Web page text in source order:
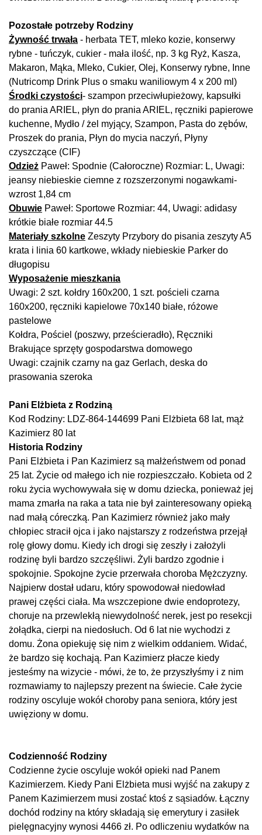
Pozostałe potrzeby Rodziny
Żywność trwała - herbata TET, mleko kozie, konserwy
rybne - tuńczyk, cukier - mała ilość, np. 3 kg Ryż, Kasza,
Makaron, Mąka, Mleko, Cukier, Olej, Konserwy rybne, Inne
(Nutricomp Drink Plus o smaku waniliowym 4 x 200 ml)
Środki czystości- szampon przeciwłupieżowy, kapsułki
do prania ARIEL, płyn do prania ARIEL, ręczniki papierowe
kuchenne, Mydło / żel myjący, Szampon, Pasta do zębów,
Proszek do prania, Płyn do mycia naczyń, Płyny
czyszczące (CIF)
Odzież Paweł: Spodnie (Całoroczne) Rozmiar: L, Uwagi:
jeansy niebieskie ciemne z rozszerzonymi nogawkami-
wzrost 1,84 cm
Obuwie Paweł: Sportowe Rozmiar: 44, Uwagi: adidasy
krótkie białe rozmiar 44.5
Materiały szkolne Zeszyty Przybory do pisania zeszyty A5
krata i linia 60 kartkowe, wkłady niebieskie Parker do
długopisu
Wyposażenie mieszkania
Uwagi: 2 szt. kołdry 160x200, 1 szt. pościeli czarna
160x200, ręczniki kapielowe 70x140 białe, różowe
pastelowe
Kołdra, Pościel (poszwy, prześcieradło), Ręczniki
Brakujące sprzęty gospodarstwa domowego
Uwagi: czajnik czarny na gaz Gerlach, deska do
prasowania szeroka
Pani Elżbieta z Rodziną
Kod Rodziny: LDZ-864-144699 Pani Elżbieta 68 lat, mąż
Kazimierz 80 lat
Historia Rodziny
Pani Elżbieta i Pan Kazimierz są małżeństwem od ponad
25 lat. Życie od małego ich nie rozpieszczało. Kobieta od 2
roku życia wychowywała się w domu dziecka, ponieważ jej
mama zmarła na raka a tata nie był zainteresowany opieką
nad małą córeczką. Pan Kazimierz również jako mały
chłopiec stracił ojca i jako najstarszy z rodzeństwa przejął
rolę głowy domu. Kiedy ich drogi się zeszły i założyli
rodzinę byli bardzo szczęśliwi. Żyli bardzo zgodnie i
spokojnie. Spokojne życie przerwała choroba Mężczyzny.
Najpierw dostał udaru, który spowodował niedowład
prawej części ciała. Ma wszczepione dwie endoprotezy,
choruje na przewlekłą niewydolność nerek, jest po resekcji
żołądka, cierpi na niedosłuch. Od 6 lat nie wychodzi z
domu. Żona opiekuję się nim z wielkim oddaniem. Widać,
że bardzo się kochają. Pan Kazimierz płacze kiedy
jesteśmy na wizycie - mówi, że to, że przyszłyśmy i z nim
rozmawiamy to najlepszy prezent na świecie. Całe życie
rodziny oscyluje wokół choroby pana seniora, który jest
uwięziony w domu.
Codzienność Rodziny
Codzienne życie oscyluje wokół opieki nad Panem
Kazimierzem. Kiedy Pani Elżbieta musi wyjść na zakupy z
Panem Kazimierzem musi zostać ktoś z sąsiadów. Łączny
dochód rodziny na który składają się emerytury i zasiłek
pielęgnacyjny wynosi 4466 zł. Po odliczeniu wydatków na